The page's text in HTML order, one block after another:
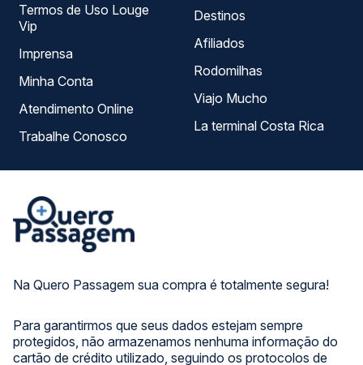
Na Quero Passagem sua compra é totalmente segura!
Para garantirmos que seus dados estejam sempre
protegidos, não armazenamos nenhuma informação do
cartão de crédito utilizado, seguindo os protocolos de
Termos de Uso Louge
Vip
Imprensa
Minha Conta
Atendimento Online
Trabalhe Conosco
Destinos
Afiliados
Rodomilhas
Viajo Mucho
La terminal Costa Rica